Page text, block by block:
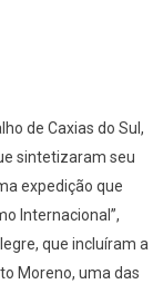
de Caxias do Sul,
sintetizaram seu
expedição que
Internacional”,
que incluíram a
Moreno, uma das